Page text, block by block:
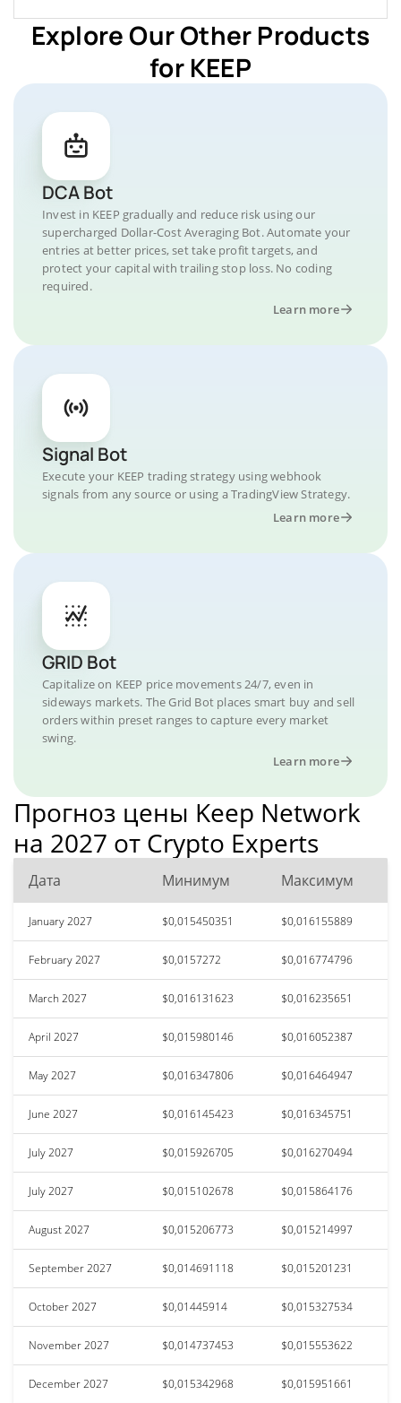
Explore Our Other Products
for KEEP
DCA Bot
Invest in KEEP gradually and reduce risk using our
supercharged Dollar-Cost Averaging Bot. Automate your
entries at better prices, set take profit targets, and
protect your capital with trailing stop loss. No coding
required.
Learn more
Signal Bot
Execute your KEEP trading strategy using webhook
signals from any source or using a TradingView Strategy.
Learn more
GRID Bot
Capitalize on KEEP price movements 24/7, even in
sideways markets. The Grid Bot places smart buy and sell
orders within preset ranges to capture every market
swing.
Learn more
Прогноз цены Keep Network
на 2027 от Crypto Experts
Дата Минимум Максимум
January 2027 $0,015450351 $0,016155889
February 2027 $0,0157272 $0,016774796
March 2027 $0,016131623 $0,016235651
April 2027 $0,015980146 $0,016052387
May 2027 $0,016347806 $0,016464947
June 2027 $0,016145423 $0,016345751
July 2027 $0,015926705 $0,016270494
July 2027 $0,015102678 $0,015864176
August 2027 $0,015206773 $0,015214997
September 2027 $0,014691118 $0,015201231
October 2027 $0,01445914 $0,015327534
November 2027 $0,014737453 $0,015553622
December 2027 $0,015342968 $0,015951661